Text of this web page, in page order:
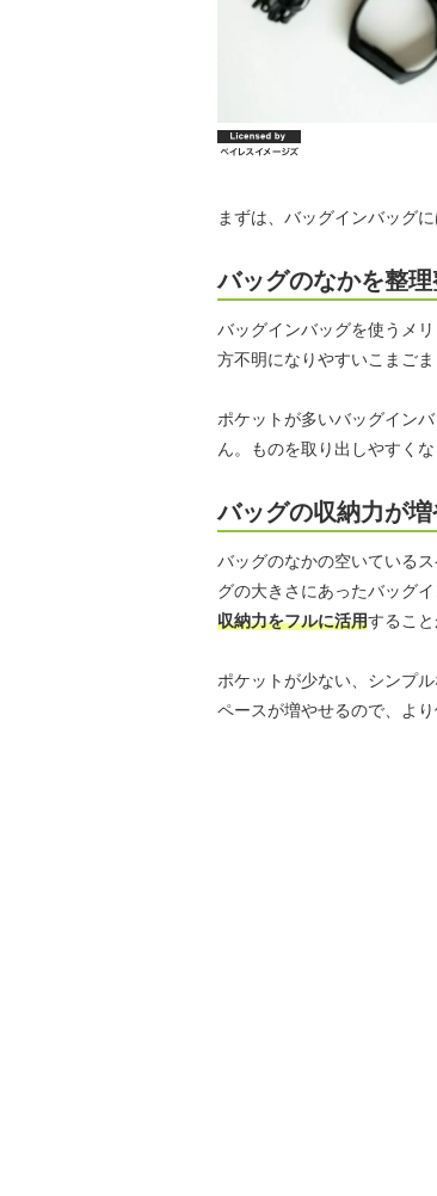
まずは、バッグインバッグ
バッグのなかを整
バッグインバッグを使うメリ
方不明になりやすいこまご
ポケットが多いバッグイン
ん。ものを取り出しやすくな
バッグの収納力が増
バッグのなかの空いている
グの大きさにあったバッグ
収納力をフルに活用すること
ポケットが少ない、シンプ
ペースが増やせるので、よ